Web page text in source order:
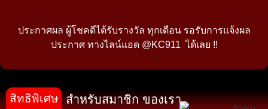
ประกาศผล ผู้โชคดีได้รับรางวัล ทุกเดือน รอรับการแจ้งผล
ประกาศ ทางไลน์แอด @KC911 ได้เลย !!
สำหรับสมาชิก ของเรา
สิทธิพิเศษ